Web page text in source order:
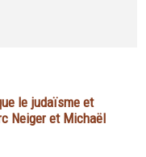
le judaïsme et
Neiger et Michaël